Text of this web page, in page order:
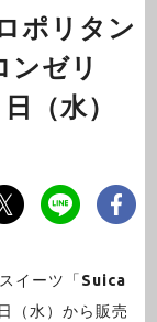
ポリタン
ンゼリ
（水）
イーツ「 Suica
（水）から販売